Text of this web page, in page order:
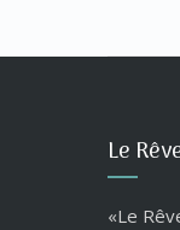
Le
«Le